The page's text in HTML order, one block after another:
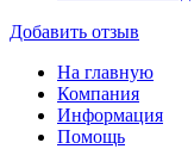
Добавить отзыв
На главную
Компания
Информация
Помощь